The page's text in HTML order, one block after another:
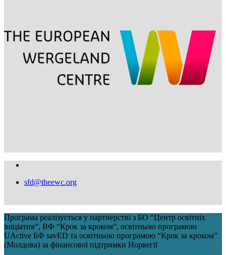
sfd@theewc.org
Програма реалізується у партнерстві з БО “Центр освітніх
ініціатив”, ВФ “Крок за кроком”, освітньою програмою
UActive БФ savED та освітньою програмою “Крок за кроком”
(Молдова) за фінансової підтримки Норвегії